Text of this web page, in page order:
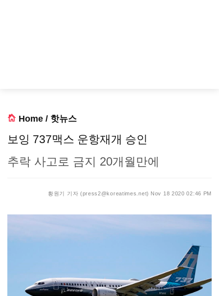
Home / 핫뉴스
보잉 737맥스 운항재개 승인
추락 사고로 금지 20개월만에
황원기 기자 (press2@koreatimes.net) Nov 18 2020 02:46 PM